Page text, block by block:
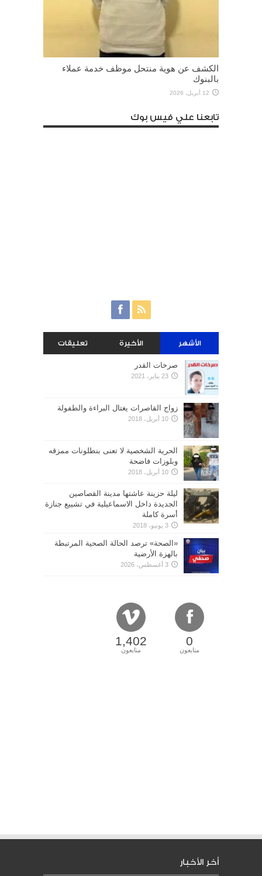
الكشف عن هوية منتحل موظف خدمة عملاء
بالبنوك
12 أبريل، 2026
تابعنا علي فيس بوك
الأشهر الأخيرة تعليقات
صرخات القدر
23 يناير، 2021
زواج القاصرات يغتال البراءة والطفولة
10 أبريل، 2018
الحرية الشخصية لا تعنى بنطلونات ممزقه
وبلوزات فاضحة
10 أبريل، 2018
ليلة حزينة عاشتها مدينة القصاصين
الجديدة داخل الاسماعيلية في تشييع جنازة
أسرة كاملة
3 يونيو، 2018
«الصحة» ترصد الحالة الصحية المرتبطة
بالهزة الأرضية
3 أغسطس، 2026
0
متابعون
1,402
متابعون
أخر الأخبار